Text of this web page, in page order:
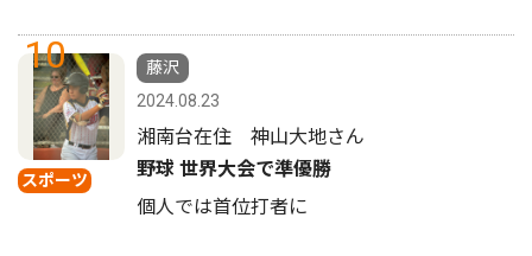
10
スポーツ
藤沢
2024.08.23
湘南台在住 神山大地さん
野球 世界大会で準優勝
個人では首位打者に